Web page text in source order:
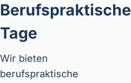
Berufspraktische
Tage
Wir bieten
berufspraktische